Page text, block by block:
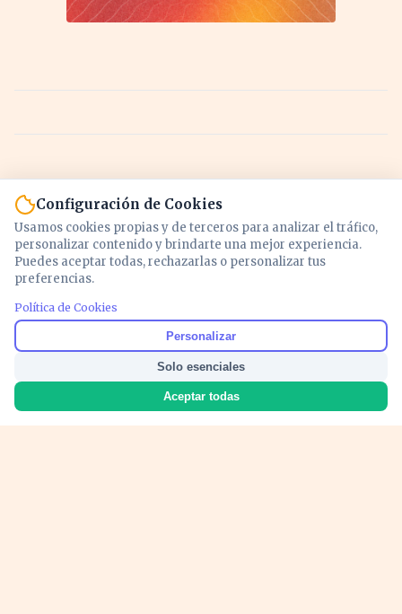
Noticias y análisis de economía, mercados,
inversión y política. Información actualizada
para entender lo que mueve tu dinero y tu
país.
Configuración de Cookies
Usamos cookies propias y de terceros para analizar el tráfico,
personalizar contenido y brindarte una mejor experiencia.
Puedes aceptar todas, rechazarlas o personalizar tus
preferencias.
Política de Cookies
Personalizar
Solo esenciales
Aceptar todas